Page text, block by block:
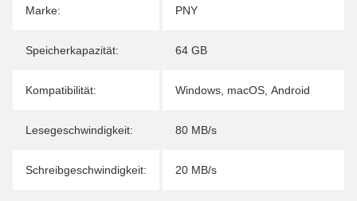
Marke: PNY
Speicherkapazität: 64 GB
Kompatibilität: Windows macOS Android
Lesegeschwindigkeit: 80 MB/s
Schreibgeschwindigkeit: 20 MB/s